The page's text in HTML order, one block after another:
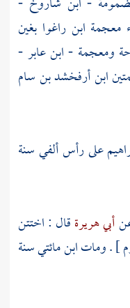
معجمة ابن راغوا بغين
ومعجمة -ابن عابر-
ابن أرفخشد بن سام
على رأس ألفي سنة
أبي هريرةقال : اختتن
] . ومات ابن مائتي سنة